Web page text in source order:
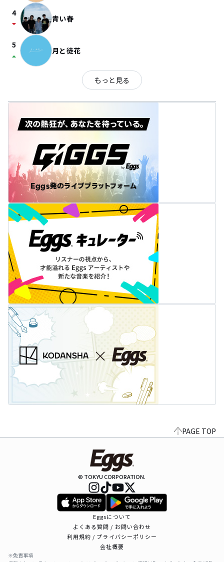
4
arrow_drop_down 青い春
5
arrow_drop_up 月と徒花
もっと見る
PAGE TOP
© TOKYU CORPORATION.
Eggsについて
よくある質問 / お問い合わせ
利用規約 / プライバシーポリシー
会社概要
※免責事項